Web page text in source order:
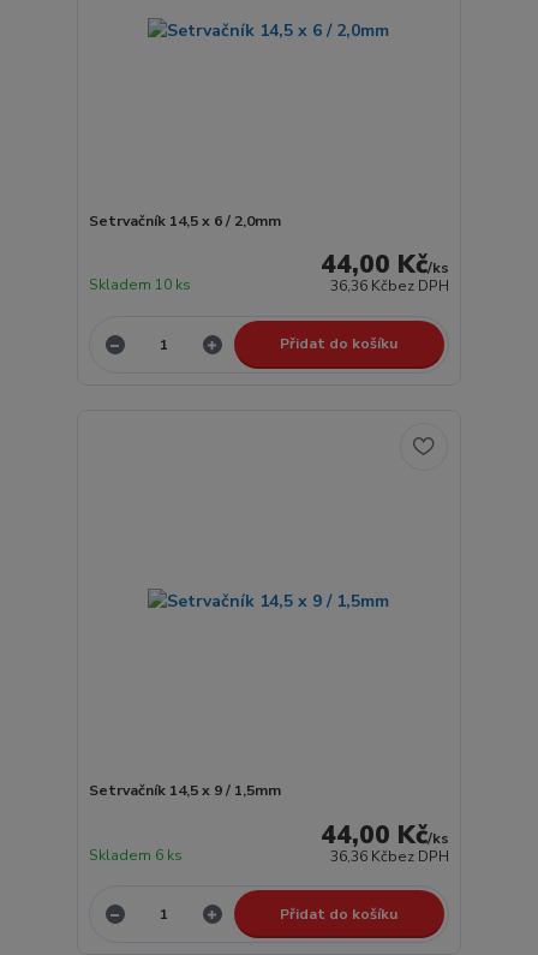
Setrvačník 14,5 x 6 / 2,0mm
44,00 Kč/ks
36,36 Kčbez DPH
Skladem 10 ks
Přidat do košíku
Setrvačník 14,5 x 9 / 1,5mm
44,00 Kč/ks
36,36 Kčbez DPH
Skladem 6 ks
Přidat do košíku